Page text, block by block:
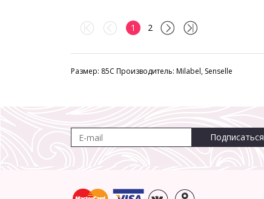
1 2
Размер: 85C Производитель: Milabel, Senselle
Подписаться